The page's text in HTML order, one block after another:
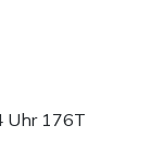
Uhr 176T